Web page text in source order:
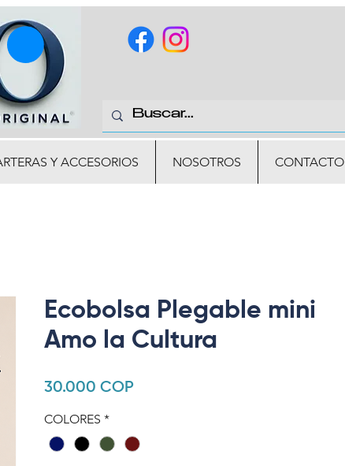
Y ACCESORIOS NOSOTROS CONTACTO
Ecobolsa Plegable mini
Amo la Cultura
30.000 COPPrecio
COLORES *